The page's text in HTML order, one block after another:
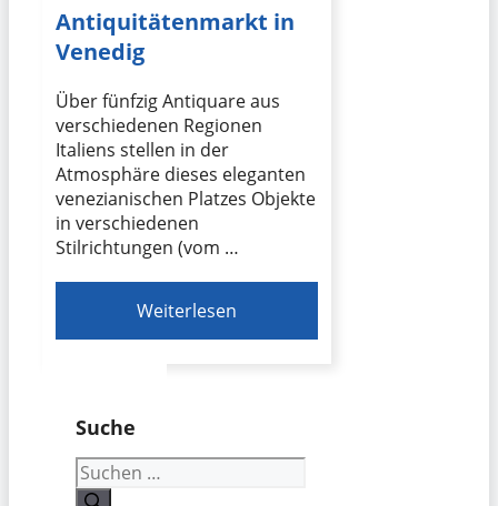
Antiquitätenmarkt in
Venedig
Über fünfzig Antiquare aus
verschiedenen Regionen
Italiens stellen in der
Atmosphäre dieses eleganten
venezianischen Platzes Objekte
in verschiedenen
Stilrichtungen (vom …
Weiterlesen
Suche
Suchen
nach: